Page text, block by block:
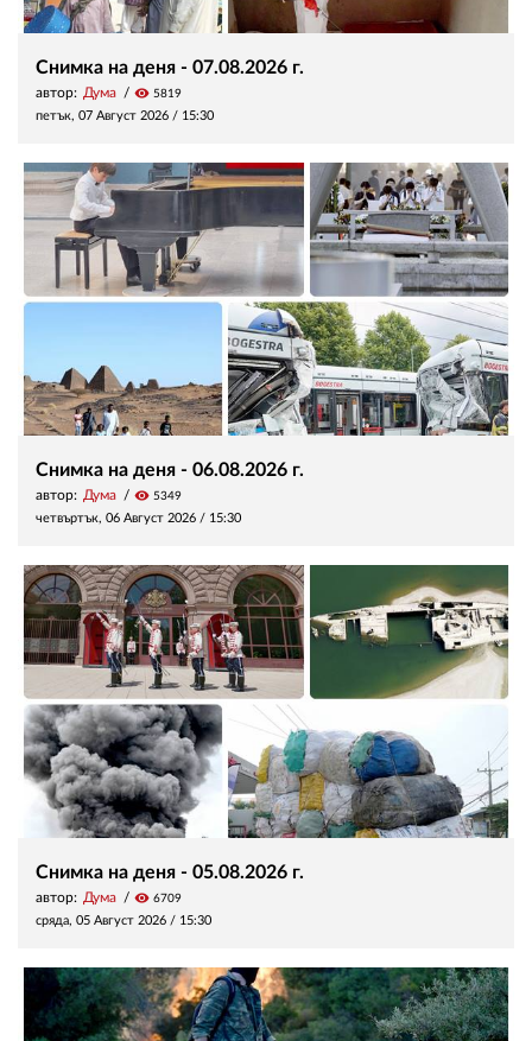
Снимка на деня - 07.08.2026 г.
автор: Дума visibility 5819
петък, 07 Август 2026 / 15:30
Снимка на деня - 06.08.2026 г.
автор: Дума visibility 5349
четвъртък, 06 Август 2026 / 15:30
Снимка на деня - 05.08.2026 г.
автор: Дума visibility 6709
сряда, 05 Август 2026 / 15:30